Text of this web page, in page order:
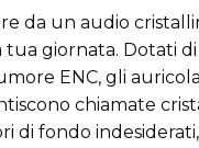
da un audio
giornata. Dotati
ENC, gli
chiamate
di fondo indesiderati,